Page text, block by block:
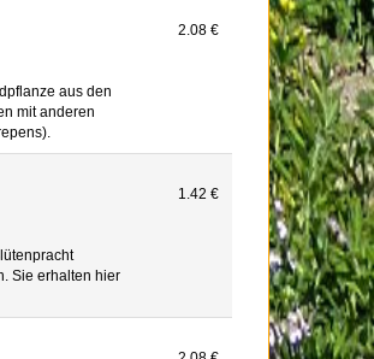
aus den
mit anderen
2.08 €
Sie erhalten hier
1.42 €